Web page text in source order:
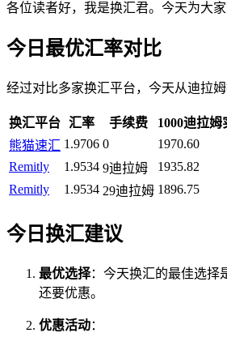
各位读者好，我是换汇君。今天为大
今日最优汇率对比
经过对比多家换汇平台，今天从迪拉
换汇平台 汇率 手续费 1000迪拉
熊猫速汇 1.9706 0 1970.60
Remitly
1.9534 9迪拉姆 1935.82
Remitly
1.9534 29迪拉姆 1896.75
今日换汇建议
最优选择：今天换汇的最佳选择
还要优惠。
优惠活动：